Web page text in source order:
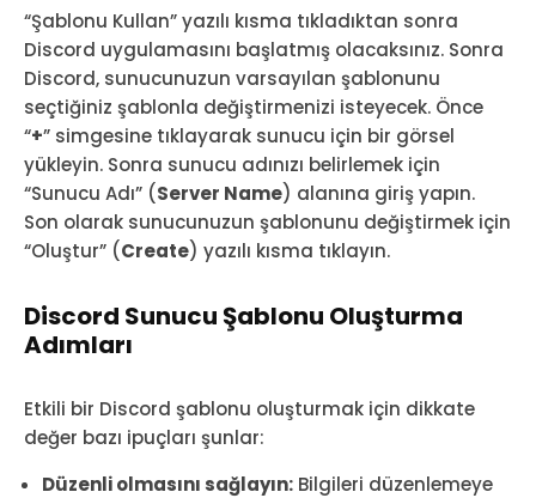
“Şablonu Kullan” yazılı kısma tıkladıktan sonra
Discord uygulamasını başlatmış olacaksınız. Sonra
Discord, sunucunuzun varsayılan şablonunu
seçtiğiniz şablonla değiştirmenizi isteyecek. Önce
“+” simgesine tıklayarak sunucu için bir görsel
yükleyin. Sonra sunucu adınızı belirlemek için
“Sunucu Adı” (Server Name) alanına giriş yapın.
Son olarak sunucunuzun şablonunu değiştirmek için
“Oluştur” (Create) yazılı kısma tıklayın.
Discord Sunucu Şablonu Oluşturma
Adımları
Etkili bir Discord şablonu oluşturmak için dikkate
değer bazı ipuçları şunlar:
Düzenli olmasını sağlayın: Bilgileri düzenlemeye